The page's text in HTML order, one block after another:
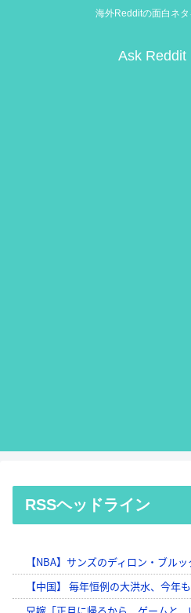
海外Redditの面白ネ
Ask Reddit
RSSヘッドライン